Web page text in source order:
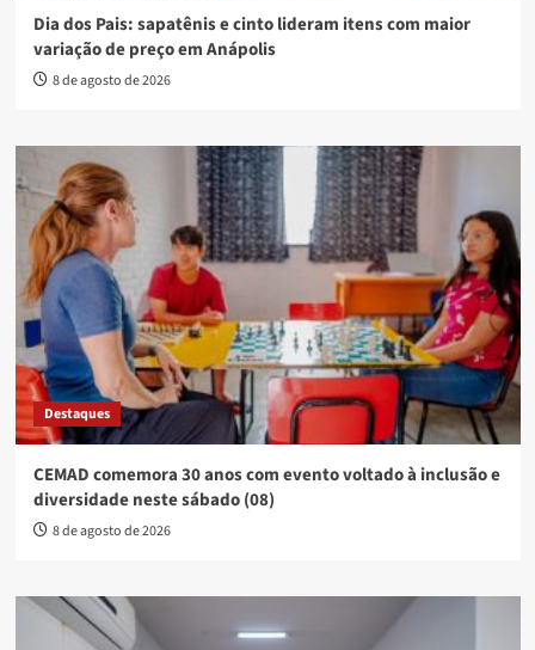
Dia dos Pais: sapatênis e cinto lideram itens com maior
variação de preço em Anápolis
8 de agosto de 2026
Destaques
CEMAD comemora 30 anos com evento voltado à inclusão e
diversidade neste sábado (08)
8 de agosto de 2026